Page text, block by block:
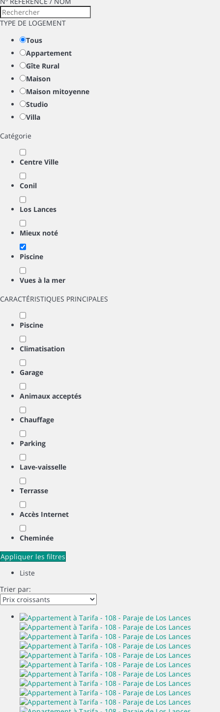
TYPE DE LOGEMENT
Tous
Appartement
Gîte Rural
Maison
Maison mitoyenne
Studio
Villa
Catégorie
Centre Ville
Conil
Los Lances
Mieux noté
Piscine
Vues à la mer
CARACTÉRISTIQUES PRINCIPALES
Piscine
Climatisation
Garage
Animaux acceptés
Chauffage
Parking
Lave-vaisselle
Terrasse
Accès Internet
Cheminée
Appliquer les filtres
Liste
Trier par: